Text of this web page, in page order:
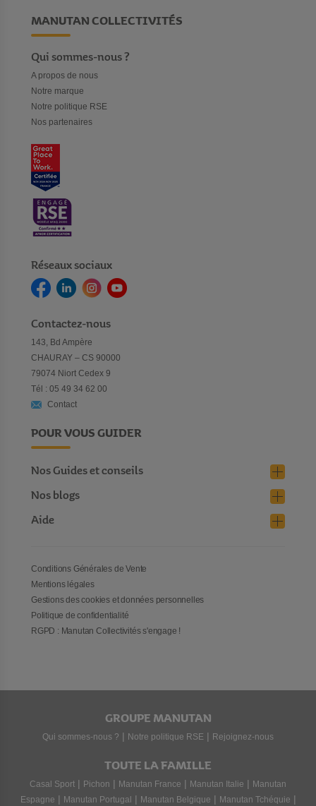
MANUTAN COLLECTIVITÉS
Qui sommes-nous ?
A propos de nous
Notre marque
Notre politique RSE
Nos partenaires
Réseaux sociaux
Contactez-nous
143, Bd Ampère
CHAURAY – CS 90000
79074 Niort Cedex 9
Tél : 05 49 34 62 00
Contact
POUR VOUS GUIDER
Nos Guides et conseils
Nos blogs
Aide
Conditions Générales de Vente
Mentions légales
Gestions des cookies et données personnelles
Politique de confidentialité
RGPD : Manutan Collectivités s'engage !
GROUPE MANUTAN
Qui sommes-nous ? | Notre politique RSE | Rejoignez-nous
TOUTE LA FAMILLE
Casal Sport | Pichon | Manutan France | Manutan Italie | Manutan
Espagne | Manutan Portugal | Manutan Belgique | Manutan Tchéquie |